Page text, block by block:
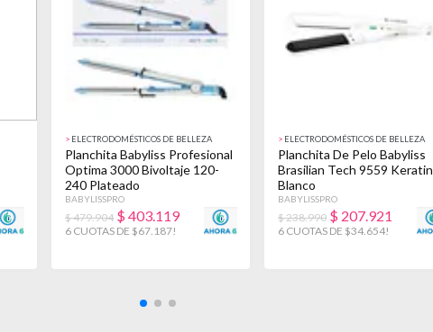
> ELECTRODOMÉSTICOS DE BELLEZA
Planchita Babyliss Profesional
Optima 3000 Bivoltaje 120-
240 Plateado
BABYLISSPRO
$ 479.904 $ 403.119
6 CUOTAS DE $67.187!
> ELECTRODOMÉSTICOS DE BELLEZA
Planchita De Pelo Babyliss
Brasilian Tech 9559 Keratin
Blanco
BABYLISSPRO
$ 238.990 $ 207.921
6 CUOTAS DE $34.654!